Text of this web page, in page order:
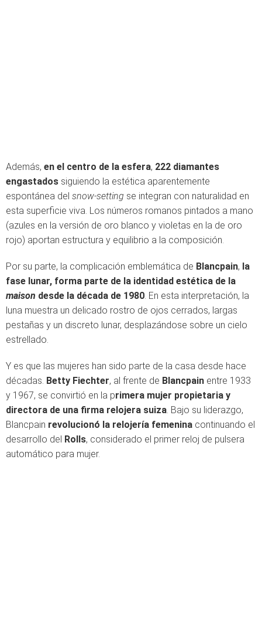
Además, en el centro de la esfera, 222 diamantes
engastados siguiendo la estética aparentemente
espontánea del snow-setting se integran con naturalidad en
esta superficie viva. Los números romanos pintados a mano
(azules en la versión de oro blanco y violetas en la de oro
rojo) aportan estructura y equilibrio a la composición.
Por su parte, la complicación emblemática de Blancpain, la
fase lunar, forma parte de la identidad estética de la
maison desde la década de 1980. En esta interpretación, la
luna muestra un delicado rostro de ojos cerrados, largas
pestañas y un discreto lunar, desplazándose sobre un cielo
estrellado.
Y es que las mujeres han sido parte de la casa desde hace
décadas. Betty Fiechter, al frente de Blancpain entre 1933
y 1967, se convirtió en la primera mujer propietaria y
directora de una firma relojera suiza. Bajo su liderazgo,
Blancpain revolucionó la relojería femenina continuando el
desarrollo del Rolls, considerado el primer reloj de pulsera
automático para mujer.